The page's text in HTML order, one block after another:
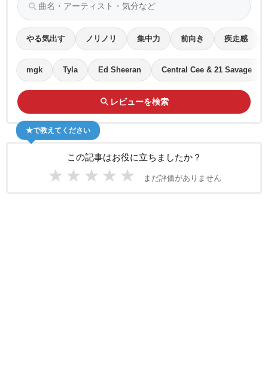
search
やる気出す ノリノリ 集中力 前向き 疾走感
mgk Tyla Ed Sheeran Central Cee & 21 Savage
search レビューを検索
この記事はお役に立ちましたか？
★ ★ ★ ★ ★ まだ評価がありません
★で教えてください